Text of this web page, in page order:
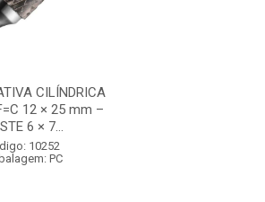
CILÍNDRICA
12 × 25 mm –
6 × 7...
10252
PC